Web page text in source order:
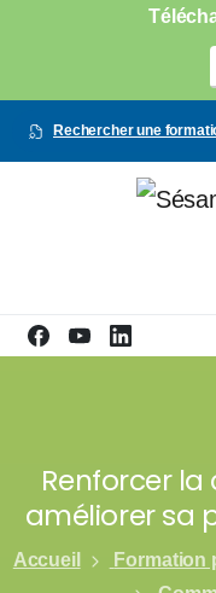
Rechercher une
Renforcer
améliorer sa
Accueil Formation